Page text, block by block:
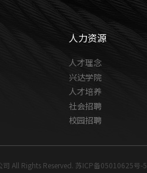
人力资源
人才理念
兴达学院
人才培养
社会招聘
校园招聘
All Rights Reserved. 苏ICP备05010625号-5